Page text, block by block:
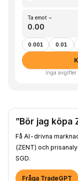
Ta emot ~
0.001 0.01
Inga
”Bör jag köpa
Få AI-drivna
(ZENT) och
SGD.
Fråga TradeGPT